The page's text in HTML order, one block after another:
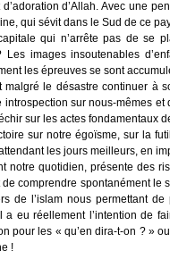
d’Allah. Avec une
qui sévit dans le Sud de ce
qui n’arrête pas de se
images insoutenables
les épreuves se sont
le désastre continuer à
sur nous-mêmes
sur les actes fondamentaux
sur notre égoïsme, sur la
les jours meilleurs, en
notre quotidien, présente des
comprendre spontanément
de l’islam nous permettant
a eu réellement l’intention
pour les « qu’en dira-t-on ? »
!